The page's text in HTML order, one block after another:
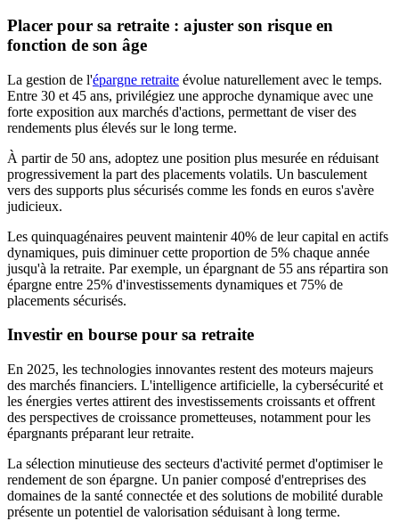
Placer pour sa retraite : ajuster son risque en
fonction de son âge
La gestion de l'épargne retraite évolue naturellement avec le temps.
Entre 30 et 45 ans, privilégiez une approche dynamique avec une
forte exposition aux marchés d'actions, permettant de viser des
rendements plus élevés sur le long terme.
À partir de 50 ans, adoptez une position plus mesurée en réduisant
progressivement la part des placements volatils. Un basculement
vers des supports plus sécurisés comme les fonds en euros s'avère
judicieux.
Les quinquagénaires peuvent maintenir 40% de leur capital en actifs
dynamiques, puis diminuer cette proportion de 5% chaque année
jusqu'à la retraite. Par exemple, un épargnant de 55 ans répartira son
épargne entre 25% d'investissements dynamiques et 75% de
placements sécurisés.
Investir en bourse pour sa retraite
En 2025, les technologies innovantes restent des moteurs majeurs
des marchés financiers. L'intelligence artificielle, la cybersécurité et
les énergies vertes attirent des investissements croissants et offrent
des perspectives de croissance prometteuses, notamment pour les
épargnants préparant leur retraite.
La sélection minutieuse des secteurs d'activité permet d'optimiser le
rendement de son épargne. Un panier composé d'entreprises des
domaines de la santé connectée et des solutions de mobilité durable
présente un potentiel de valorisation séduisant à long terme.